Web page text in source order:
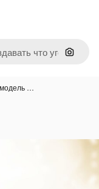
Поиск
…